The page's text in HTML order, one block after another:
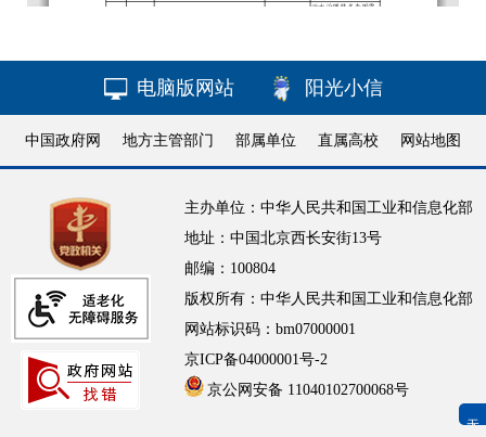
无障碍浏览
电脑版网站 阳光小信
中国政府网 地方主管部门 部属单位 直属高校 网站地图
主办单位：中华人民共和国工业和信息化部
地址：中国北京西长安街13号
邮编：100804
版权所有：中华人民共和国工业和信息化部
网站标识码：bm07000001
京ICP备04000001号-2
京公网安备 11040102700068号